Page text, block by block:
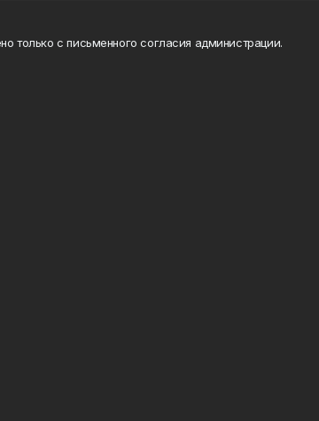
только с письменного согласия администрации.